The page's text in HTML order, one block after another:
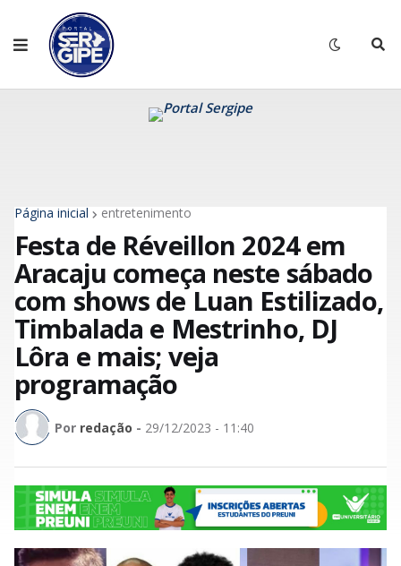
Página inicial entretenimento
Festa de Réveillon 2024 em
Aracaju começa neste sábado
com shows de Luan Estilizado,
Timbalada e Mestrinho, DJ
Lôra e mais; veja
programação
Por redação - 29/12/2023 - 11:40